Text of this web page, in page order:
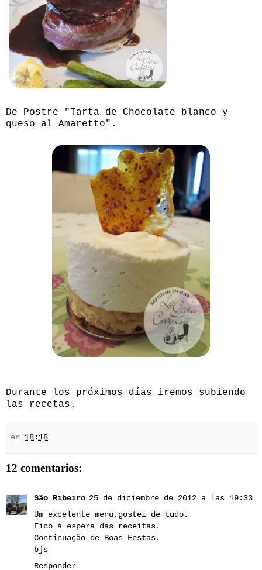
De Postre "Tarta de Chocolate blanco y
queso al Amaretto".
Durante los próximos días iremos subiendo
las recetas.
en 18:18
12 comentarios:
São Ribeiro 25 de diciembre de 2012 a las 19:33
Um excelente menu,gostei de tudo.
Fico á espera das receitas.
Continuação de Boas Festas.
bjs
Responder